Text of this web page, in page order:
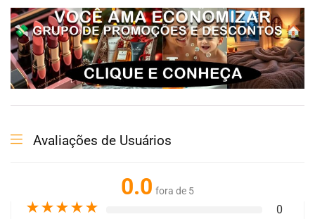
Avaliações de Usuários
0.0 fora de 5
★★★★★ 0